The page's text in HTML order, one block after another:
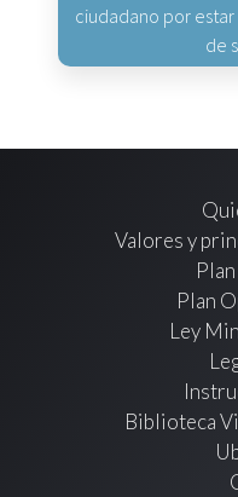
ciudadano por
de
Valores y
Plan
Ley
Biblioteca